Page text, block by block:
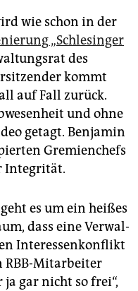
wie schon in der
„Schlesinger
des
kommt
auf Fall zurück.
und ohne
getagt. Benjamin
Gremienchefs
Integrität.
es um ein heißes
dass eine Ver­wal­
Interessenkonflikt
RBB-Mitarbeiter
gar nicht so frei“,